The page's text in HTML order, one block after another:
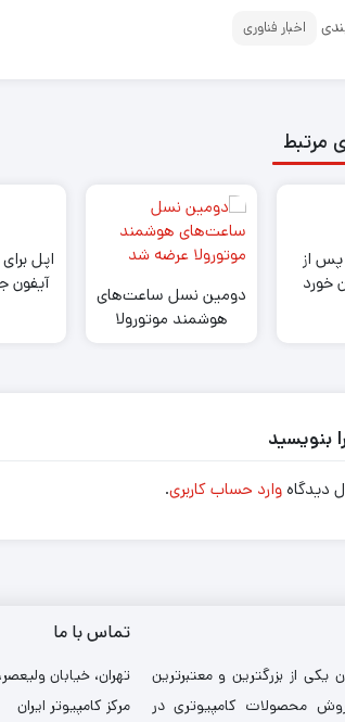
اخبار فناوری
مرتبط
پس از
خورد
دومین نسل ساعت‌های
هوشمند موتورولا
اپل
بنویسید
دیدگاهوارد حساب کاربری.
یکی از بزرگترین و معتبرترین
محصولات کامپیوتری در
تماس با ما
تهران، خیابان
مرکز کامپیوتر ایران